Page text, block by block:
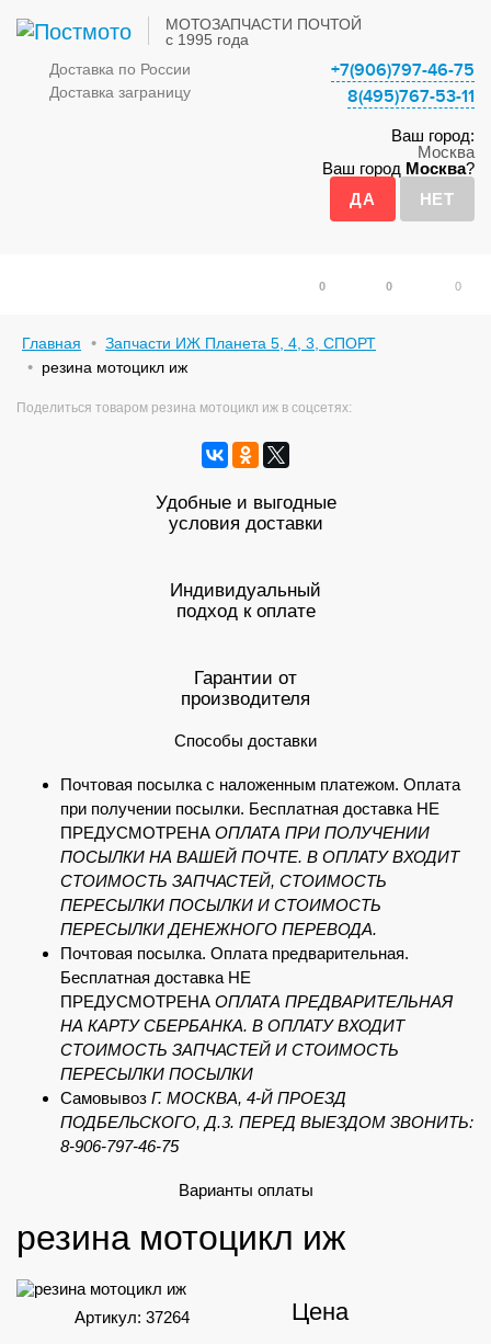
МОТОЗАПЧАСТИ ПОЧТОЙ
с 1995 года
Доставка по России
Доставка заграницу
+7(906)797-46-75
8(495)767-53-11
Ваш город:
Москва
Ваш город Москва?
0
0 0
Главная
Запчасти ИЖ Планета 5, 4, 3, СПОРТ
резина мотоцикл иж
Поделиться товаром резина мотоцикл иж в соцсетях:
Удобные и выгодные
условия доставки
Индивидуальный
подход к оплате
Гарантии от
производителя
Способы доставки
Почтовая посылка с наложенным платежом. Оплата
при получении посылки. Бесплатная доставка НЕ
ПРЕДУСМОТРЕНА ОПЛАТА ПРИ ПОЛУЧЕНИИ
ПОСЫЛКИ НА ВАШЕЙ ПОЧТЕ. В ОПЛАТУ ВХОДИТ
СТОИМОСТЬ ЗАПЧАСТЕЙ, СТОИМОСТЬ
ПЕРЕСЫЛКИ ПОСЫЛКИ И СТОИМОСТЬ
ПЕРЕСЫЛКИ ДЕНЕЖНОГО ПЕРЕВОДА.
Почтовая посылка. Оплата предварительная.
Бесплатная доставка НЕ
ПРЕДУСМОТРЕНА ОПЛАТА ПРЕДВАРИТЕЛЬНАЯ
НА КАРТУ СБЕРБАНКА. В ОПЛАТУ ВХОДИТ
СТОИМОСТЬ ЗАПЧАСТЕЙ И СТОИМОСТЬ
ПЕРЕСЫЛКИ ПОСЫЛКИ
Самовывоз Г. МОСКВА, 4-Й ПРОЕЗД
ПОДБЕЛЬСКОГО, Д.3. ПЕРЕД ВЫЕЗДОМ ЗВОНИТЬ:
8-906-797-46-75
Варианты оплаты
резина мотоцикл иж
Артикул: 37264 Цена